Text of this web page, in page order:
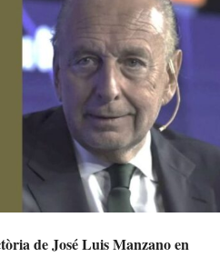
de José Luis Manzano en